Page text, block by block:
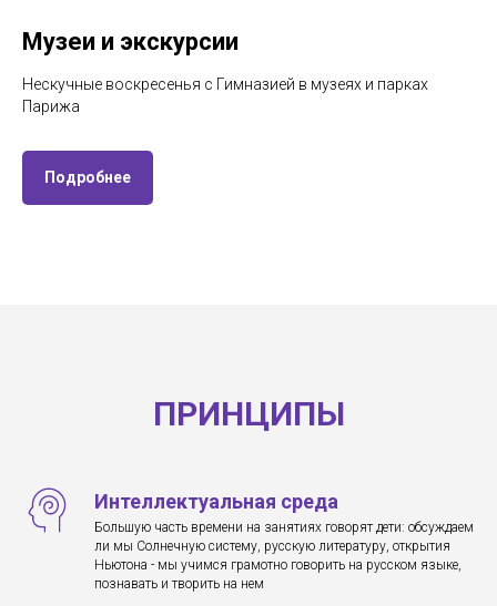
Музеи и экскурсии
Нескучные воскресенья с Гимназией в музеях и парках
Парижа
Подробнее
ПРИНЦИПЫ
Интеллектуальная среда
Большую часть времени на занятиях говорят дети: обсуждаем
ли мы Солнечную систему, русскую литературу, открытия
Ньютона - мы учимся грамотно говорить на русском языке,
познавать и творить на нем